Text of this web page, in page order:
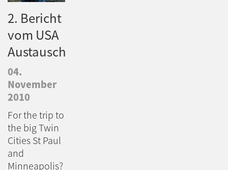
2. Bericht
vom USA
Austausch
04.
November
2010
For the trip to
the big Twin
Cities St Paul
and
Minneapolis?